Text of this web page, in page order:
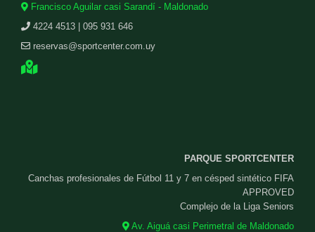
Francisco Aguilar casi Sarandí - Maldonado
4224 4513 | 095 931 646
reservas@sportcenter.com.uy
PARQUE SPORTCENTER
Canchas profesionales de Fútbol 11 y 7 en césped sintético FIFA
APPROVED
Complejo de la Liga Seniors
Av. Aiguá casi Perimetral de Maldonado